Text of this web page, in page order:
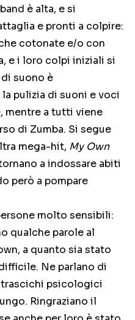
è alta, e si
e pronti a colpire:
cotonate e/o con
e i loro colpi iniziali si
suono è
pulizia di suoni e voci
mentre a tutti viene
di Zumba. Si segue
mega-hit, My Own
a indossare abiti
però a pompare
molto sensibili:
qualche parole al
a quanto sia stato
Ne parlano di
psicologici
Ringraziano il